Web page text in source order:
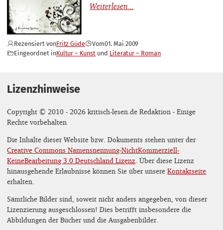
Rezensiert vonFritz Güde Vom01. Mai 2009
Eingeordnet inKultur – Kunst Literatur – Roman
Lizenzhinweise
Copyright © 2010 - 2026 kritisch-lesen.de Redaktion - Einige
Rechte vorbehalten
Die Inhalte dieser Website bzw. Dokuments stehen unter der
Creative Commons Namensnennung-NichtKommerziell-
KeineBearbeitung 3.0 Deutschland Lizenz . Über diese Lizenz
hinausgehende Erlaubnisse können Sie über unsereKontaktseite
erhalten.
Sämtliche Bilder sind, soweit nicht anders angegeben, von dieser
Lizenzierung ausgeschlossen! Dies betrifft insbesondere die
Abbildungen der Bücher und die Ausgabenbilder.